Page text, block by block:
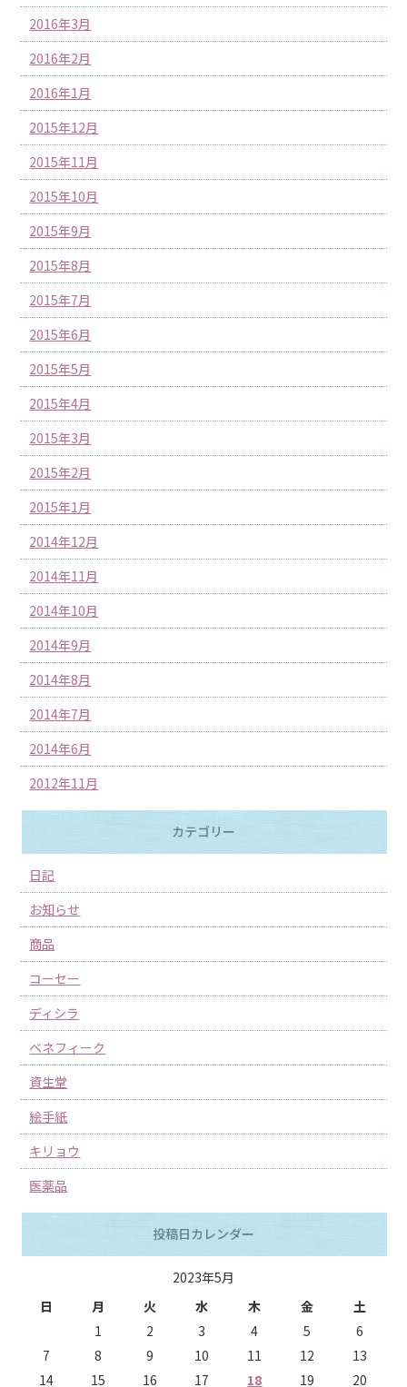
2016年3月
2016年2月
2016年1月
2015年12月
2015年11月
2015年10月
2015年9月
2015年8月
2015年7月
2015年6月
2015年5月
2015年4月
2015年3月
2015年2月
2015年1月
2014年12月
2014年11月
2014年10月
2014年9月
2014年8月
2014年7月
2014年6月
2012年11月
カテゴリー
日記
お知らせ
商品
コーセー
ディシラ
ベネフィーク
資生堂
絵手紙
キリョウ
医薬品
投稿日カレンダー
2023年5月
日
月 火 水 木 金
土
1
2 3 4 5
6
7
8 9 10 11 12
13
14
15 16 17 18 19 20